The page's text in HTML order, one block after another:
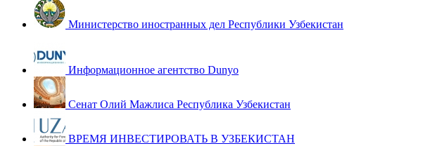
Министерство иностранных дел Республики Узбекистан
Информационное агентство Dunyo
Сенат Олий Мажлиса Республика Узбекистан
ВРЕМЯ ИНВЕСТИРОВАТЬ В УЗБЕКИСТАН